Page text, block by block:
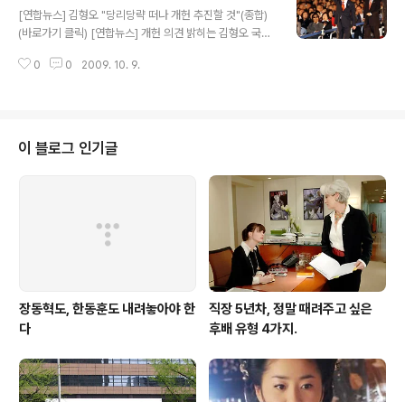
[연합뉴스] 김형오 "당리당략 떠나 개헌 추진할 것"(종합)
(바로가기 클릭) [연합뉴스] 개헌 의견 밝히는 김형오 국회
떠나 개헌 추진돼야” (바로가기 클릭)
0 0 2009. 10. 9.
이 블로그 인기글
장동혁도, 한동훈도 내려놓아야 한
다
직장 5년차, 정말 때려주고 싶은
후배 유형 4가지.